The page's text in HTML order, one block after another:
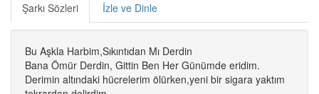
Şarkı Sözleri İzle ve Dinle
Bu Aşkla Harbim,Sıkıntıdan Mı Derdin
Bana Ömür Derdin, Gittin Ben Her Günümde eridim.
Derimin altındaki hücrelerim ölürken,yeni bir sigara yaktım